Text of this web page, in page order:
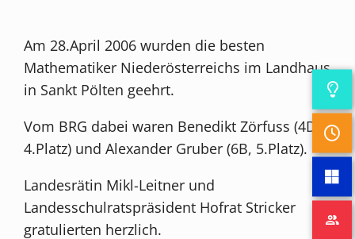
Am 28.April 2006 wurden die besten
Mathematiker Niederösterreichs im Landhaus
in Sankt Pölten geehrt.
Vom BRG dabei waren Benedikt Zörfuss (4D,
4.Platz) und Alexander Gruber (6B, 5.Platz).
Landesrätin Mikl-Leitner und
Landesschulratspräsident Hofrat Stricker
gratulierten herzlich.